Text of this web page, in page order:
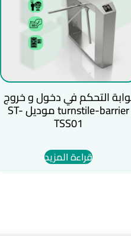
التحكم في دخول و خروج
turnstile-barrier موديل ST-
TSS01
قراءة المزيد